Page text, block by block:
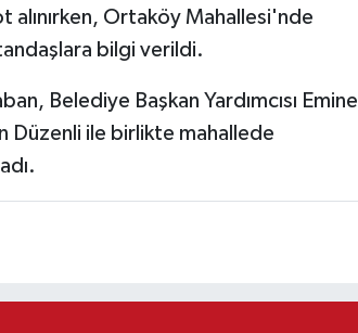
alınırken, Ortaköy Mahallesi'nde
bilgi verildi.
Belediye Başkan Yardımcısı Emine
Düzenli ile birlikte mahallede